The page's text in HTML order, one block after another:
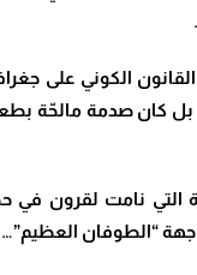
.
الكوني على
كان صدمة مالحّة
التي نامت لقرون في
“الطوفان العظيم”…